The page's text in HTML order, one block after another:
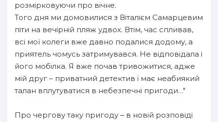
розмірковуючи про вічне.
Того дня ми домовилися з Віталієм Самарцевим
піти на вечірній пляж удвох. Втім, час спливав,
всі мої колеги вже давно подалися додому, а
приятель чомусь затримувався. Не відповідала і
його мобілка. Я вже почав тривожитися, адже
мій друг – приватний детектив і має неабиякий
талан вплутуватися в небезпечні пригоди…"
Про чергову таку пригоду ‒ в новій розповіді